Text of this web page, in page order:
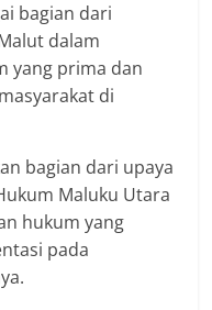
bagian dari
dalam
yang prima dan
di
bagian dari upaya
Maluku Utara
hukum yang
pada